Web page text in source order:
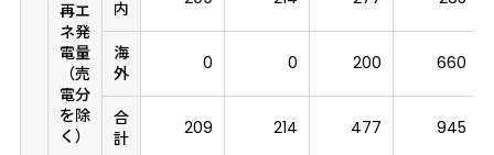
再エ
ネ発
電量
（売
電分
を除
く）
内
海
外
0 0 200 660
合
計
209 214 477 945